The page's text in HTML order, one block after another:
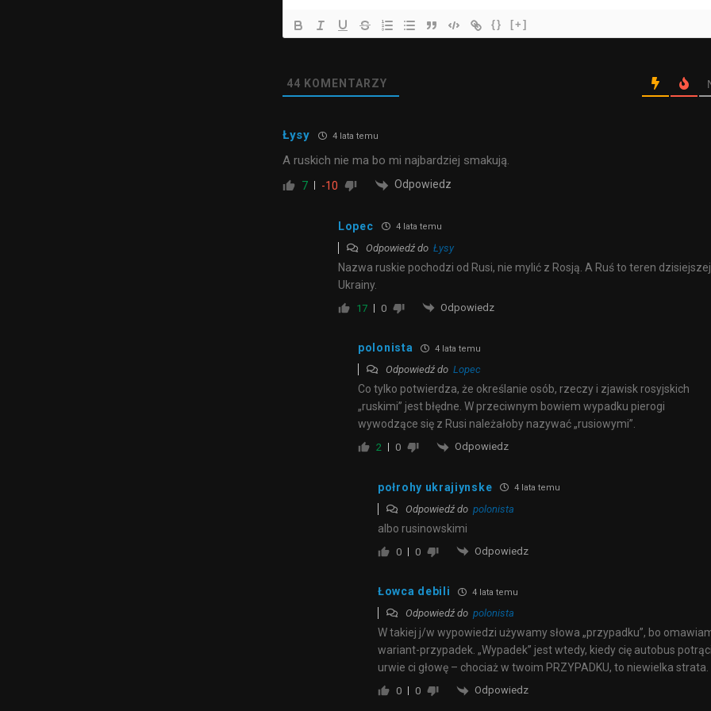
{} [+]
44 KOMENTARZY
Łysy 4 lata temu
A ruskich nie ma bo mi najbardziej smakują.
7 -10 Odpowiedz
Lopec 4 lata temu
Odpowiedź do Łysy
Nazwa ruskie pochodzi od Rusi, nie mylić z Rosją. A Ruś to teren dzisiejszej
Ukrainy.
17 0 Odpowiedz
polonista 4 lata temu
Odpowiedź do Lopec
Co tylko potwierdza, że określanie osób, rzeczy i zjawisk rosyjskich
„ruskimi” jest błędne. W przeciwnym bowiem wypadku pierogi
wywodzące się z Rusi należałoby nazywać „rusiowymi”.
2 0 Odpowiedz
połrohy ukrajiynske 4 lata temu
Odpowiedź do polonista
albo rusinowskimi
0 0 Odpowiedz
Łowca debili 4 lata temu
Odpowiedź do polonista
W takiej j/w wypowiedzi używamy słowa „przypadku”, bo
wariant-przypadek. „Wypadek” jest wtedy, kiedy cię autobus
urwie ci głowę – chociaż w twoim PRZYPADKU, to niewielka strata.
0 0 Odpowiedz